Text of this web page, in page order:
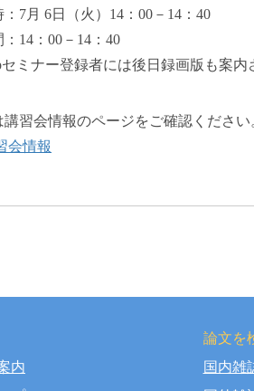
7月 6日（火）14：00－14：40
14：00－14：40
ミナー登録者には後日録画版も案内
習会情報のページをご確認ください
会情報
内
論文を
国内雑